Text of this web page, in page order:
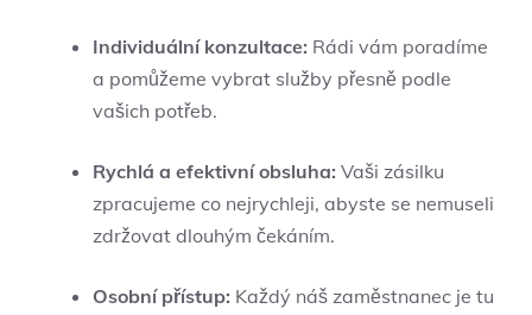
Individuální konzultace: Rádi vám poradíme
a pomůžeme vybrat služby přesně podle
vašich potřeb.
Rychlá a efektivní obsluha: Vaši zásilku
zpracujeme co nejrychleji, abyste se nemuseli
zdržovat dlouhým čekáním.
Osobní přístup: Každý náš zaměstnanec je tu